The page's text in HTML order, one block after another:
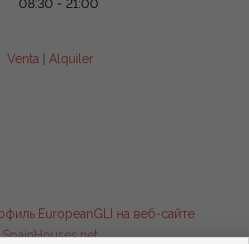
08:30 - 21:00
Venta Alquiler